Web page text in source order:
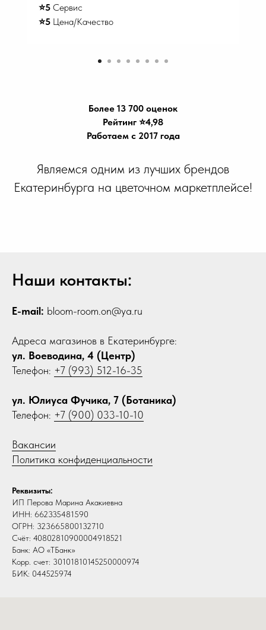
⭐️5 Сервис
⭐️5 Цена/Качество
Более 13 700 оценок
Рейтинг ⭐️4,98
Работаем с 2017 года
Являемся одним из лучших брендов
Екатеринбурга на цветочном маркетплейсе!
Наши контакты:
E-mail: bloom-room.on@ya.ru
Адреса магазинов в Екатеринбурге:
ул. Воеводина, 4 (Центр)
Телефон: +7 (993) 512-16-35
ул. Юлиуса Фучика, 7 (Ботаника)
Телефон: +7 (900) 033-10-10
Вакансии
Политика конфиденциальности
Реквизиты:
ИП Перова Марина Акакиевна
ИНН: 662335481590
ОГРН: 323665800132710
Счёт: 40802810900004918521
Банк: АО «ТБанк»
Корр. счет: 30101810145250000974
БИК: 044525974